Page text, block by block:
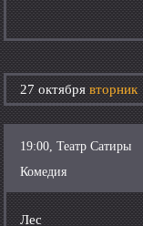
27 октябрявторник
19:00, Театр Сатиры
Комедия
Лес